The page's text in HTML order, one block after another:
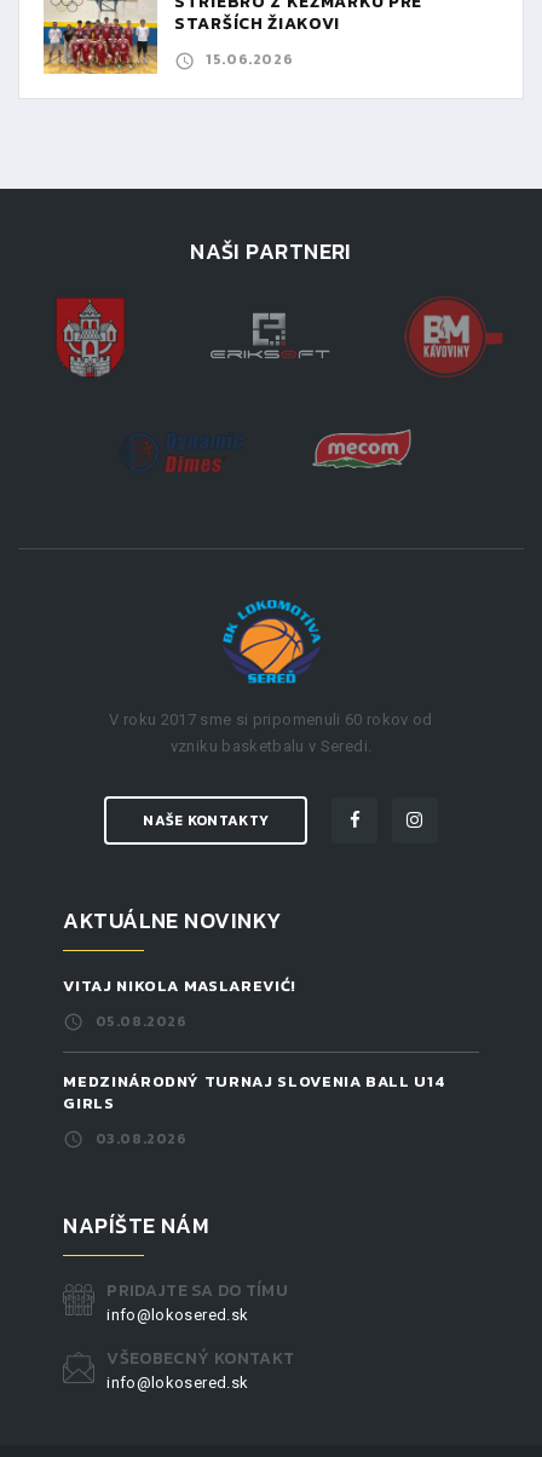
STARŠÍCH ŽIAKOV!
15.06.2026
NAŠI PARTNERI
V roku 2017 sme si pripomenuli 60 rokov od
vzniku basketbalu v Seredi.
NAŠE KONTAKTY
AKTUÁLNE NOVINKY
VITAJ NIKOLA MASLAREVIĆ!
05.08.2026
MEDZINÁRODNÝ TURNAJ SLOVENIA BALL U14
GIRLS
03.08.2026
NAPÍŠTE NÁM
PRIDAJTE SA DO TÍMU
info@lokosered.sk
VŠEOBECNÝ KONTAKT
info@lokosered.sk